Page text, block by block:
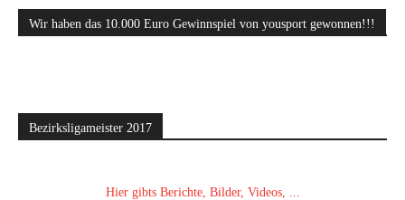
Wir haben das 10.000 Euro Gewinnspiel von yousport gewonnen!!!
Bezirksligameister 2017
Hier gibts Berichte, Bilder, Videos, ...